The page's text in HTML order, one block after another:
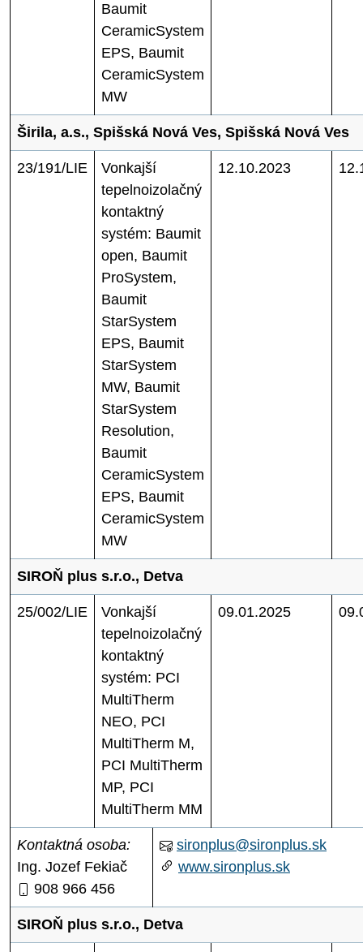
Baumit
CeramicSystem
EPS, Baumit
CeramicSystem
MW
Širila, a.s., Spišská Nová Ves, Spišská Nová Ves
23/191/LIE
Vonkajší
tepelnoizolačný
kontaktný
systém: Baumit
open, Baumit
ProSystem,
Baumit
StarSystem
EPS, Baumit
StarSystem
MW, Baumit
StarSystem
Resolution,
Baumit
CeramicSystem
EPS, Baumit
CeramicSystem
MW
12.10.2023
SIROŇ plus s.r.o., Detva
25/002/LIE
Vonkajší
tepelnoizolačný
kontaktný
systém: PCI
MultiTherm
NEO, PCI
MultiTherm M,
PCI MultiTherm
MP, PCI
MultiTherm MM
09.01.2025
Kontaktná osoba:
Ing. Jozef Fekiač
908 966 456
sironplus@sironplus.sk
www.sironplus.sk
SIROŇ plus s.r.o., Detva